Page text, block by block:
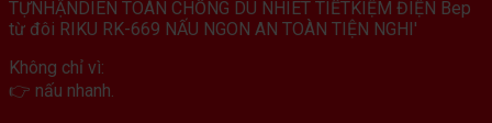
Không chỉ vì:
👉 nấu nhanh.